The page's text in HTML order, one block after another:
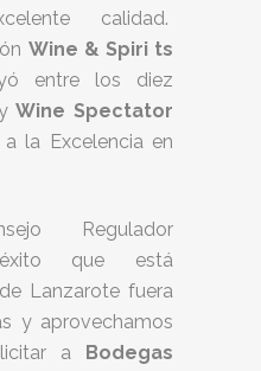
calidad.
Wine & Spiri ts
entre los diez
yWine Spectator
la Excelencia en
Regulador
que está
Lanzarote fuera
y aprovechamos
a Bodegas